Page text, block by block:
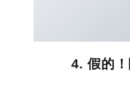
4. 假的